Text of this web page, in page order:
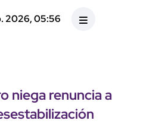
2026, 05:56
niega renuncia a